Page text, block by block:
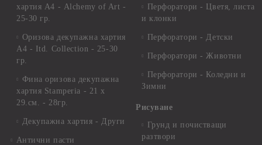
хартия А4 - Alchemy of Art -
25-30 гр.
Оризова декупажна хартия
А4 - Itd. Collection - 25-30
гр.
Фина оризова декупажна
хартия Stamperia - 21 х
29.см. - 28гр.
Декупажна хартия - Други
Антични пасти
Перфоратори - Цветя, листа
и клонки
Перфоратори - Детски
Перфоратори - Животни
Перфоратори - Коледни и
Зимни
Рисуване
Грунд и почистващи
разтвори